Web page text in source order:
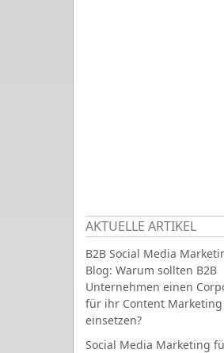
AKTUELLE ARTIKEL
B2B Social Media
Blog: Warum sollten B2B
Unternehmen einen
für ihr Content Marketing
einsetzen?
Social Media Marketing